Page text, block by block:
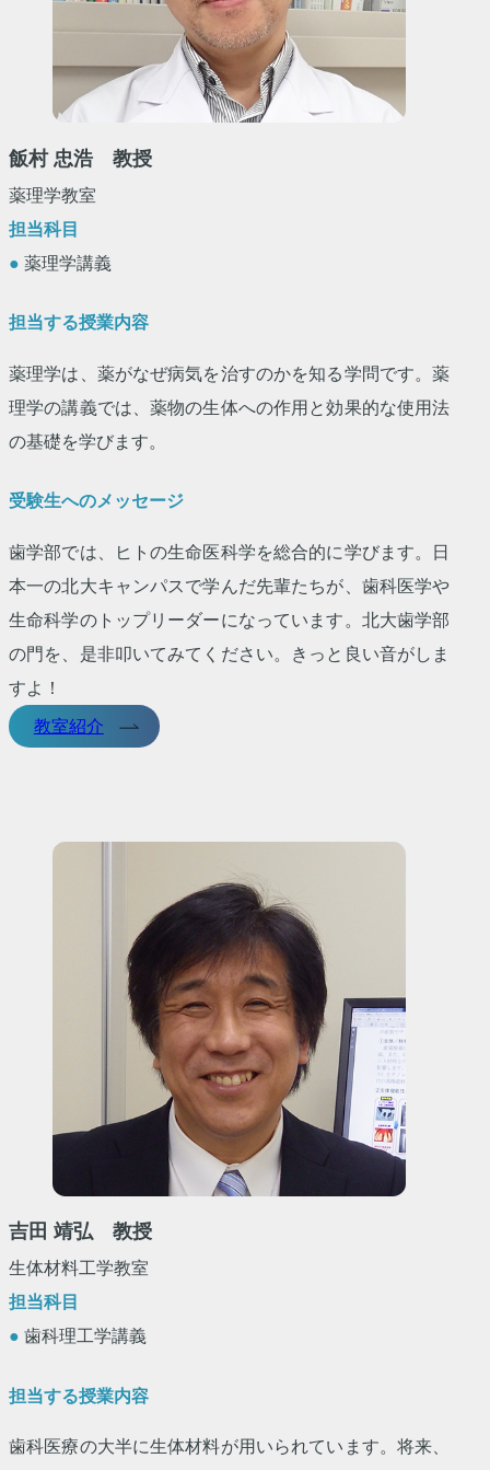
飯村 忠浩 教授
薬理学教室
担当科目
● 薬理学講義
担当する授業内容
薬理学は、薬がなぜ病気を治すのかを知る学問です。薬
理学の講義では、薬物の生体への作用と効果的な使用法
の基礎を学びます。
受験生へのメッセージ
歯学部では、ヒトの生命医科学を総合的に学びます。日
本一の北大キャンパスで学んだ先輩たちが、歯科医学や
生命科学のトップリーダーになっています。北大歯学部
の門を、是非叩いてみてください。きっと良い音がしま
すよ！
教室紹介
吉田 靖弘 教授
生体材料工学教室
担当科目
● 歯科理工学講義
担当する授業内容
歯科医療の大半に生体材料が用いられています。将来、